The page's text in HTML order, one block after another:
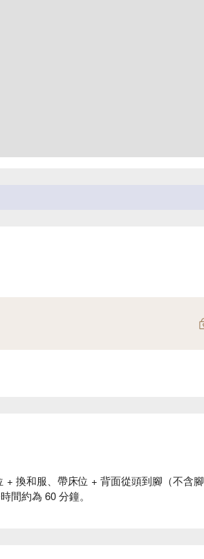
+ 換和服、帶床位 + 背面從頭到腳（不含腳
間約為 60 分鐘。